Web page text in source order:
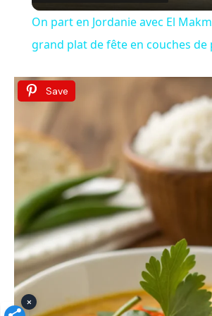
i
e
o
On part en Jordanie avec El
grand plat de fête en couches de
Save
×